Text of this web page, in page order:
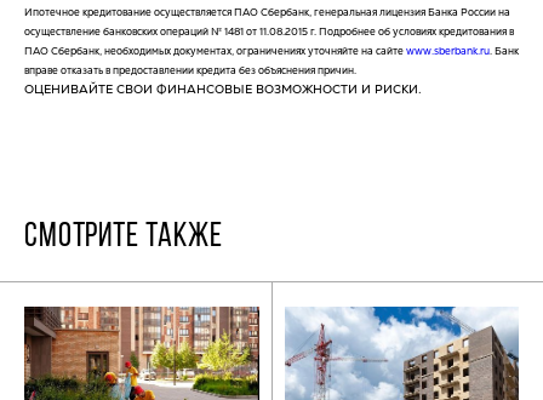
Ипотечное кредитование осуществляется ПАО Сбербанк, генеральная лицензия Банка России на
осуществление банковских операций № 1481 от 11.08.2015 г. Подробнее об условиях кредитования в
ПАО Сбербанк, необходимых документах, ограничениях уточняйте на сайте www.sberbank.ru . Банк
вправе отказать в предоставлении кредита без объяснения причин.
ОЦЕНИВАЙТЕ СВОИ ФИНАНСОВЫЕ ВОЗМОЖНОСТИ И РИСКИ.
СМОТРИТЕ ТАКЖЕ